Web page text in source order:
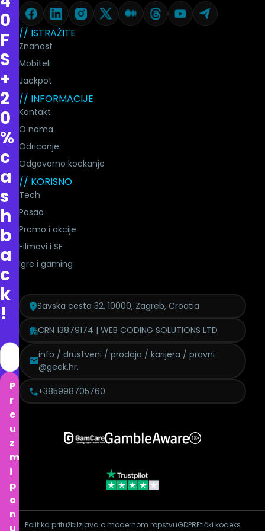
0
F
S
+
2
0
%
c
a
s
h
b
a
c
k
!
P
r
e
u
z
m
i
p
o
n
u
// ISTRAŽITE
Znanost
Mobiteli
Jackpot
// INFORMACIJE
Kontakt
O nama
Odricanje
Odgovorno kockanje
// KORISNO
Tech
Posao
Promo i akcije
Filmovi i SF
Igre i gaming
Savska cesta 32, 10000, Zagreb, Croatia
CRN 13879174 | WEB CODING SOLUTIONS LTD
info / drustveni / prodaja / karijera / pravni
@geek.hr.
+385998705760
Politika pritužbiIzjava o modernom ropstvuGDPREtički kodeks